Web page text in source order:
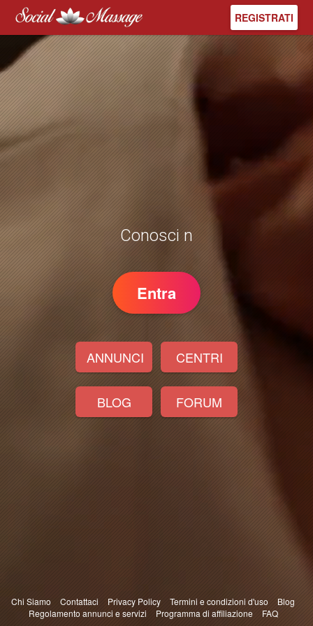
REGISTRATI
Conosci nu
Entra
ANNUNCI CENTRI
BLOG FORUM
Chi Siamo Contattaci Privacy Policy Termini e condizioni d'uso
Blog
Regolamento annunci e servizi
Programma di affiliazione FAQ